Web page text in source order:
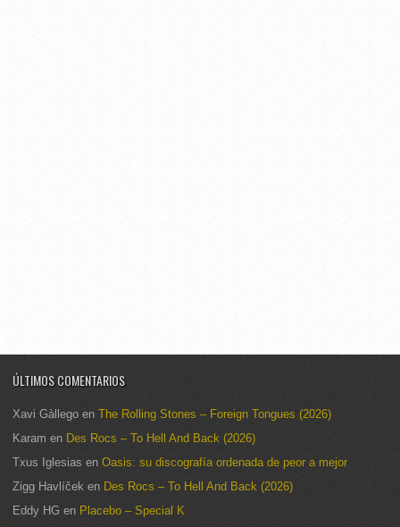
ÚLTIMOS COMENTARIOS
Xavi Gàllego en The Rolling Stones – Foreign Tongues (2026)
Karam en Des Rocs – To Hell And Back (2026)
Txus Iglesias en Oasis: su discografía ordenada de peor a mejor
Zigg Havlíček en Des Rocs – To Hell And Back (2026)
Eddy HG en Placebo – Special K